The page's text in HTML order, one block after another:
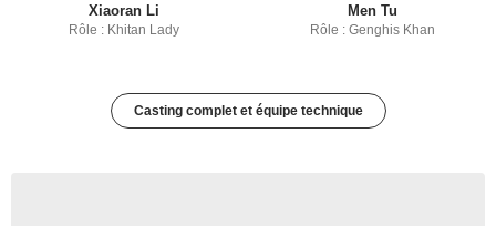
Xiaoran Li
Rôle : Khitan Lady
Men Tu
Rôle : Genghis Khan
Casting complet et équipe technique